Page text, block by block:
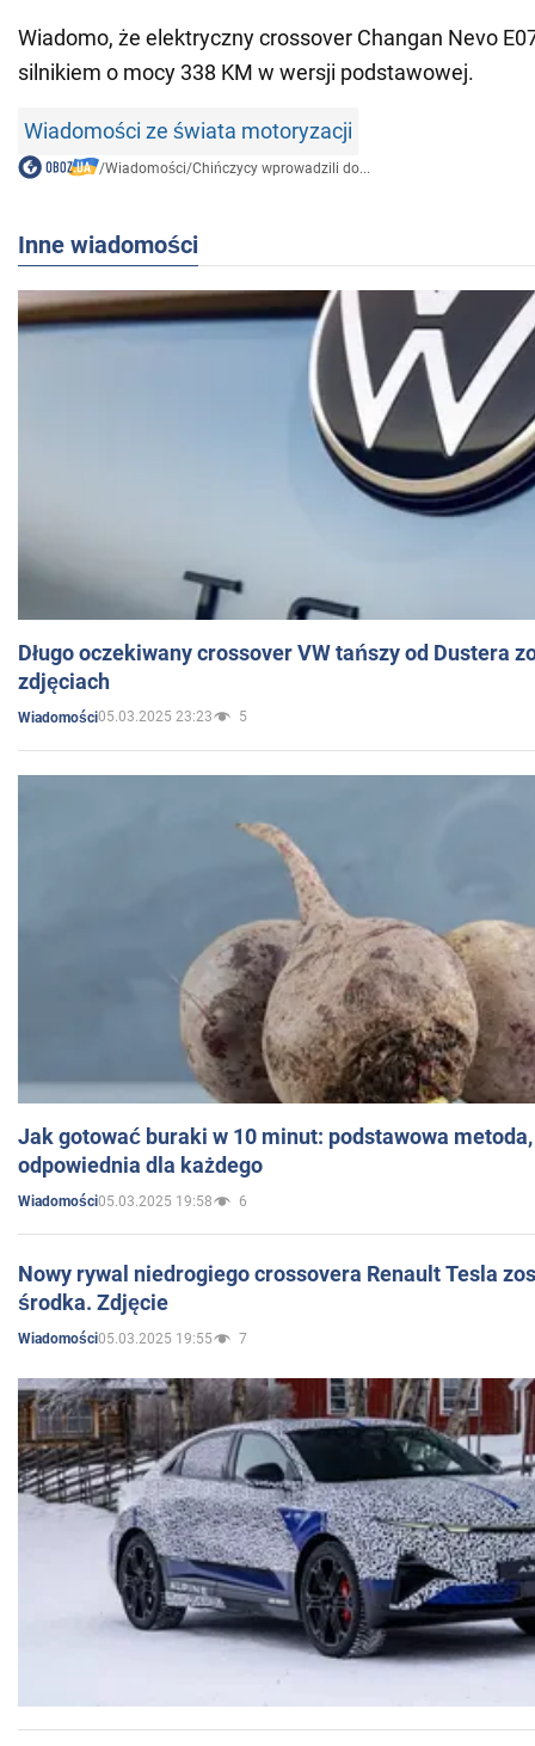
Wiadomo, że elektryczny crossover Changan Nevo
silnikiem o mocy 338 KM w wersji podstawowej.
Wiadomości ze świata motoryzacji
/Wiadomości/Chińczycy wprowadzili do...
Inne wiadomości
Długo oczekiwany crossover VW tańszy od Dustera
zdjęciach
Wiadomości05.03.2025 23:23 5
Jak gotować buraki w 10 minut: podstawowa
odpowiednia dla każdego
Wiadomości05.03.2025 19:58 6
Nowy rywal niedrogiego crossovera Renault Tesla
środka. Zdjęcie
Wiadomości05.03.2025 19:55 7